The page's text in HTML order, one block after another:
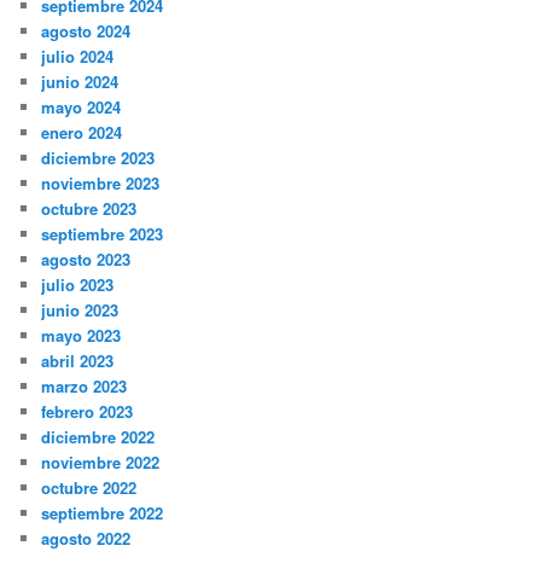
septiembre 2024
agosto 2024
julio 2024
junio 2024
mayo 2024
enero 2024
diciembre 2023
noviembre 2023
octubre 2023
septiembre 2023
agosto 2023
julio 2023
junio 2023
mayo 2023
abril 2023
marzo 2023
febrero 2023
diciembre 2022
noviembre 2022
octubre 2022
septiembre 2022
agosto 2022